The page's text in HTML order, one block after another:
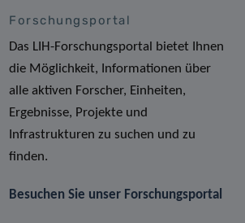
Forschungsportal
Das LIH-Forschungsportal bietet Ihnen
die Möglichkeit, Informationen über
alle aktiven Forscher, Einheiten,
Ergebnisse, Projekte und
Infrastrukturen zu suchen und zu
finden.
Besuchen Sie unser Forschungsportal